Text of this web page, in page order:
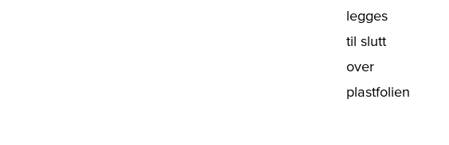
legges
til slutt
over
plastfolien